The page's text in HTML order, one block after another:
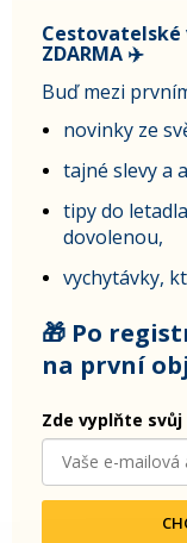
ZDARMA ✈️
Buď mezi
novinky ze
tajné slevy a
tipy do
dovolenou,
vychytávky,
🎁 Po
na první
Zde vyplňte svůj